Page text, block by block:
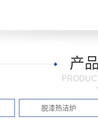
产
脱漆热洁炉